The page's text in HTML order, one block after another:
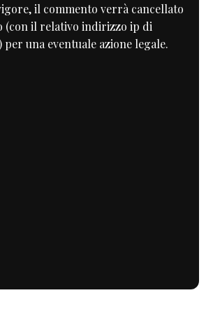
il commento verrà cancellato
(con il relativo indirizzo ip di
per una eventuale azione legale.